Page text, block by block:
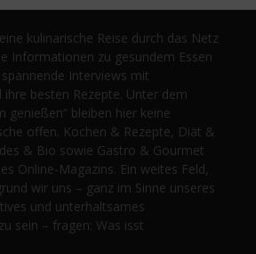
kulinarische Reise durch das Netz
Informationen zu gesundem Essen
Interviews mit
ihre besten Rezepte. Unter dem
genießen“ bleiben hier keine
offen. Kochen & Rezepte, Diät &
& Bio sowie Gastro & Gourmet
Online-Magazins. Ein weites Feld,
wir uns – ganz im Sinne unseres
und unterhaltsames
sein – fragen: Was isst